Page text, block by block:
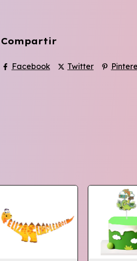
Compartir
Facebook Twitter